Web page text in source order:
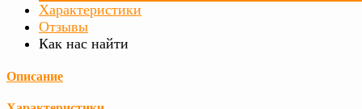
Характеристики
Отзывы
Как нас найти
Описание